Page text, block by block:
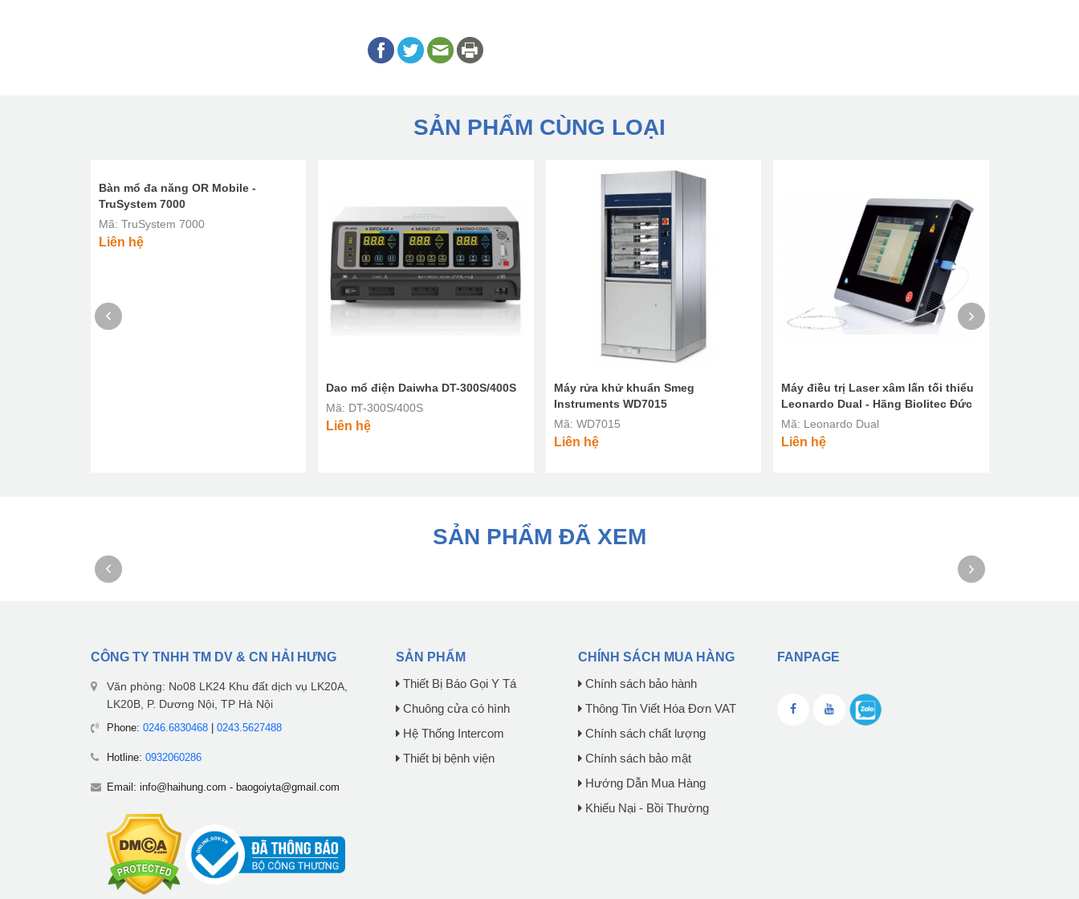
SẢN PHẨM CÙNG LOẠI
Bàn mổ đa năng OR Mobile -
TruSystem 7000
Mã: TruSystem 7000
Liên hệ
Dao mổ điện Daiwha DT-300S/400S
Mã: DT-300S/400S
Liên hệ
Máy rửa khử khuẩn Smeg
Instruments WD7015
Mã: WD7015
Liên hệ
Máy điều trị Laser xâm lấn tối thiểu
Leonardo Dual - Hãng Biolitec Đức
Mã: Leonardo Dual
Liên hệ
SẢN PHẨM ĐÃ XEM
CÔNG TY TNHH TM DV & CN HẢI HƯNG
Văn phòng: No08 LK24 Khu đất dịch vụ LK20A,
LK20B, P. Dương Nội, TP Hà Nội
Phone: 0246.6830468| 0243.5627488
Hotline: 0932060286
Email: info@haihung.com - baogoiyta@gmail.com
SẢN PHẨM
Thiết Bị Báo Gọi Y Tá
Chuông cửa có hình
Hệ Thống Intercom
Thiết bị bệnh viện
CHÍNH SÁCH MUA HÀNG
Chính sách bảo hành
Thông Tin Viết Hóa Đơn VAT
Chính sách chất lượng
Chính sách bảo mật
Hướng Dẫn Mua Hàng
Khiếu Nại - Bồi Thường
FANPAGE